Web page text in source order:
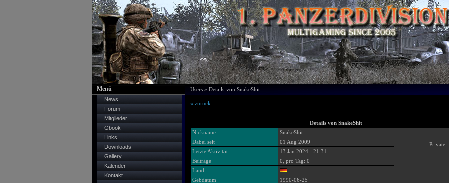
Menü
News
Forum
Mitglieder
Gbook
Links
Downloads
Gallery
Kalender
Kontakt
Users » Details von SnakeShit
« zurück
Details von SnakeShit
Nickname
SnakeShit
Private
Dabei seit
01 Aug 2009
Letzte Aktivität
13 Jan 2024 - 21:31
Beiträge
0, pro Tag: 0
Land
Gebdatum
1990-06-25